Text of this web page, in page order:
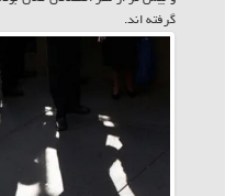
گرفته اند.